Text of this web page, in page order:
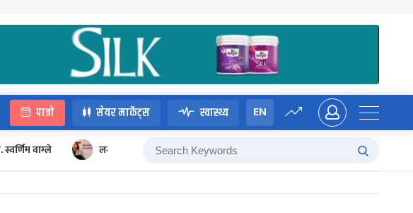
पात्रो सेयर मार्केट्स स्वास्थ्य EN
स्वर्णिम वाग्ले लगानी बोर्ड